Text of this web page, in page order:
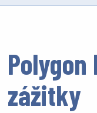
Polygon
zážitky